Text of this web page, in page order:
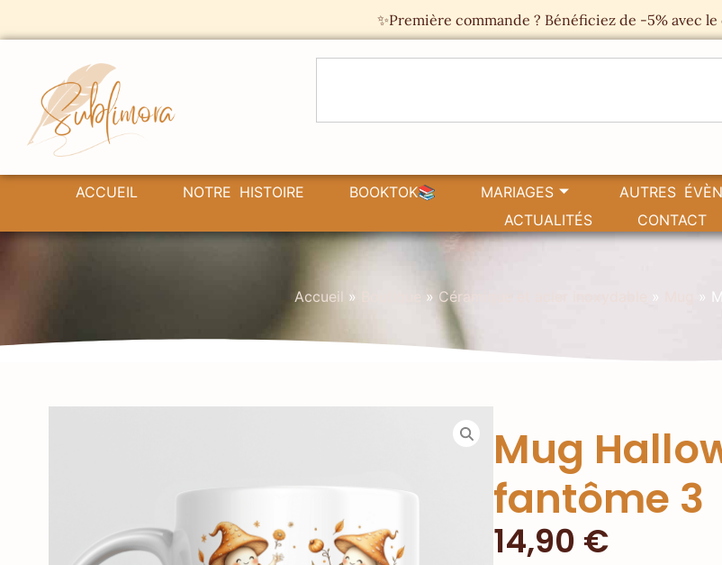
✨Première commande ? Bénéficiez de -5% avec le
ACCUEIL NOTRE HISTOIRE BOOKTOK📚 MARIAGES AUTRES
ACTUALITÉS
CONTACT
Accueil » » Céramique et acier inoxydable » »
Mug
fantôme 3
14,90 €